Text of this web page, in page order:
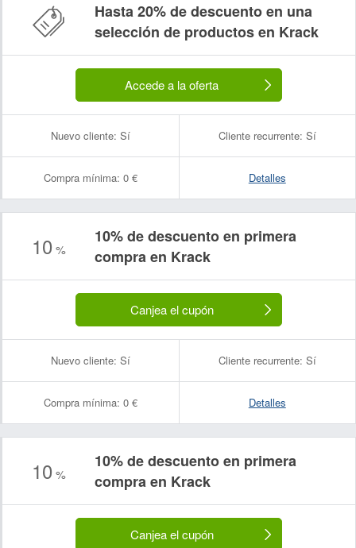
Hasta 20% de descuento en una
selección de productos en Krack
Accede a la oferta
Nuevo cliente: Sí Cliente recurrente: Sí
Compra mínima: 0 € Detalles
10 %
10% de descuento en primera
compra en Krack
Canjea el cupón
Nuevo cliente: Sí Cliente recurrente: Sí
Compra mínima: 0 € Detalles
10 %
10% de descuento en primera
compra en Krack
Canjea el cupón